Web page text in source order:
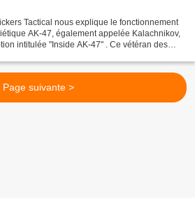
Tactical nous explique le fonctionnement
AK-47, également appelée Kalachnikov,
intitulée "Inside AK-47" . Ce vétéran des
Page suivante >